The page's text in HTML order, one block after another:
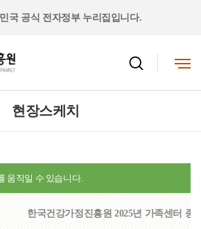
국 공식 전자정부 누리집입니다.
현장스케치
한국건강가정진흥원 2025년 가족센터